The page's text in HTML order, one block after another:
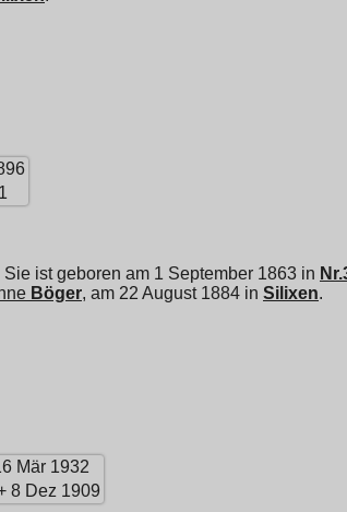
ist geboren am 1 September 1863 in
Böger, am 22 August 1884 in Silixen.
Mär 1932
8 Dez 1909